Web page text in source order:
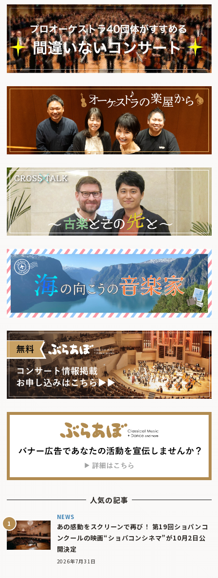
人気の記事
NEWS
あの感動をスクリーンで再び！ 第19回ショパンコ
ンクールの映画“ショパコンシネマ”が10月2日公
開決定
2026年7月31日